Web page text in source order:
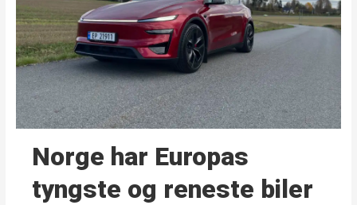
Norge har Europas
tyngste og reneste biler